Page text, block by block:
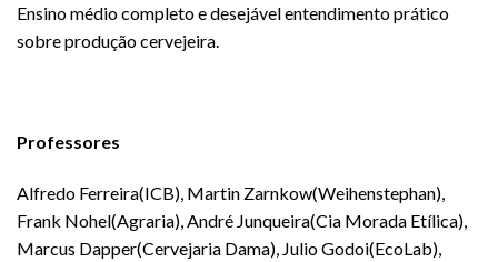
Ensino médio completo e desejável entendimento prático
sobre produção cervejeira.
Professores
Alfredo Ferreira(ICB), Martin Zarnkow(Weihenstephan),
Frank Nohel(Agraria), André Junqueira(Cia Morada Etílica),
Marcus Dapper(Cervejaria Dama), Julio Godoi(EcoLab),